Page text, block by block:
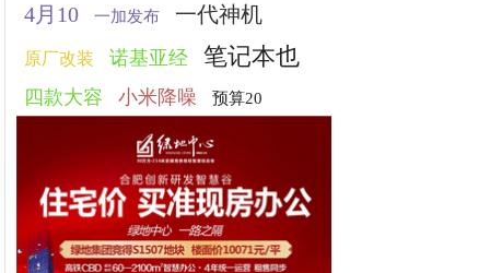
4月10 一加发布 一代神机
原厂改装 诺基亚经 笔记本也
四款大容 小米降噪 预算20